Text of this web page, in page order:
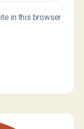
in this browser